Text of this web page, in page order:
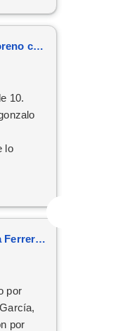
y nos
maycol moreno cuervo
10.
lo
de
con
José María Ferreras Prieto
por
por